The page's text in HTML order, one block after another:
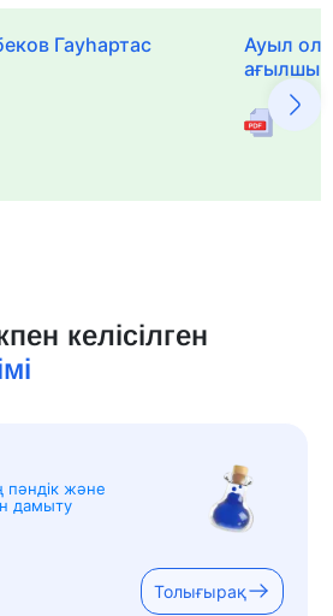
Гауһартас
Ауыл
ағылшын
келісілген
пәндік және
дамыту
Толығырақ